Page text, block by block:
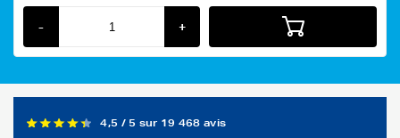
- +
4,5 / 5 sur 19 468 avis